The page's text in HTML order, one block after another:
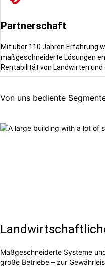
Partnerschaft
Mit über 110 Jahren Erfahrung
maßgeschneiderte Lösungen
Rentabilität von Landwirten
Von uns bediente
Maßgeschneiderte Systeme
große Betriebe – zur